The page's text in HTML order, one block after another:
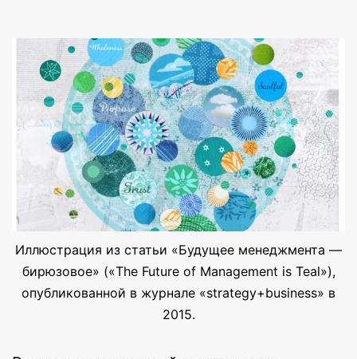
Иллюстрация из статьи «Будущее менеджмента —
бирюзовое» («The Future of Management is Teal»),
опубликованной в журнале «strategy+business» в
2015.